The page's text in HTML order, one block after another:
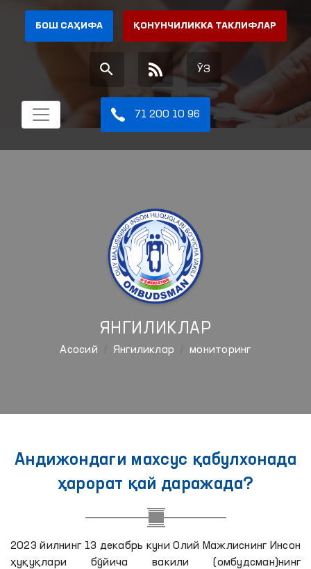
БОШ САҲИФА ҚОНУНЧИЛИККА ТАКЛИФЛАР
ЎЗ
71 200 10 96
ЯНГИЛИКЛАР
Aсосий Янгиликлар мониторинг
Андижондаги махсус қабулхонада
ҳарорат қай даражада?
2023 йилнинг 13 декабрь куни Олий Мажлиснинг Инсон
ҳуқуқлари бўйича вакили (омбудсман)нинг